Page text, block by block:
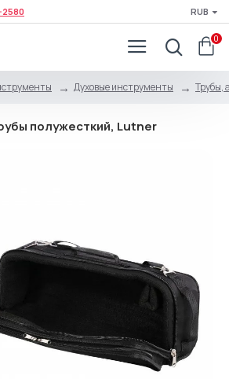
RUB
0
Духовые инструменты Трубы,
полужесткий, Lutner